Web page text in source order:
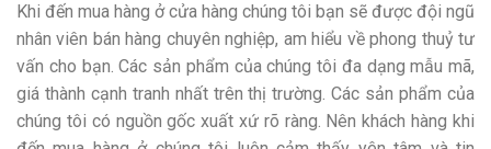
Khi đến mua hàng ở cửa hàng chúng tôi bạn sẽ được đội ngũ
nhân viên bán hàng chuyên nghiệp, am hiểu về phong thuỷ tư
vấn cho bạn. Các sản phẩm của chúng tôi đa dạng mẫu mã,
giá thành cạnh tranh nhất trên thị trường. Các sản phẩm của
chúng tôi có nguồn gốc xuất xứ rõ ràng. Nên khách hàng khi